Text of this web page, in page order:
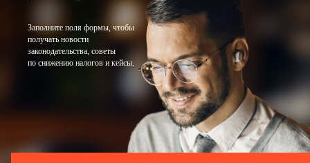
Заполните поля формы, чтобы
получать новости
законодательства, советы
по снижению налогов и кейсы.